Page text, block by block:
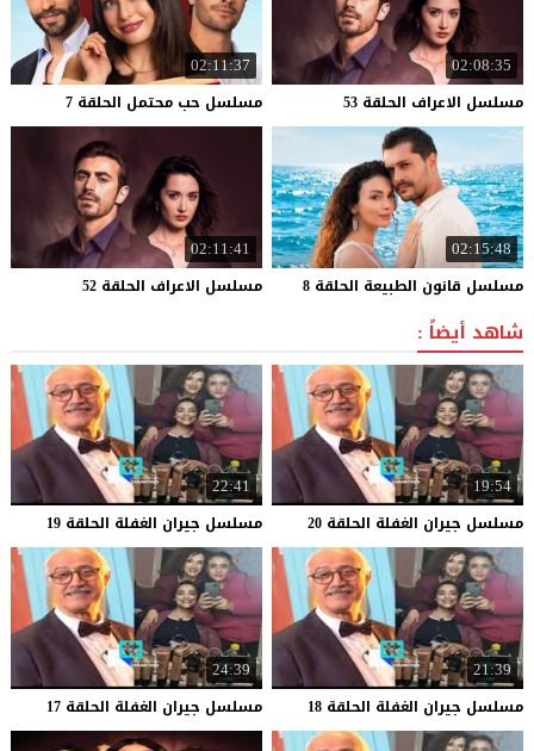
02:08:35
مسلسل الاعراف الحلقة 53
02:11:37
مسلسل حب محتمل الحلقة 7
02:15:48
مسلسل قانون الطبيعة الحلقة 8
02:11:41
مسلسل الاعراف الحلقة 52
شاهد أيضاً :
19:54
مسلسل جيران الغفلة الحلقة 20
22:41
مسلسل جيران الغفلة الحلقة 19
21:39
مسلسل جيران الغفلة الحلقة 18
24:39
مسلسل جيران الغفلة الحلقة 17